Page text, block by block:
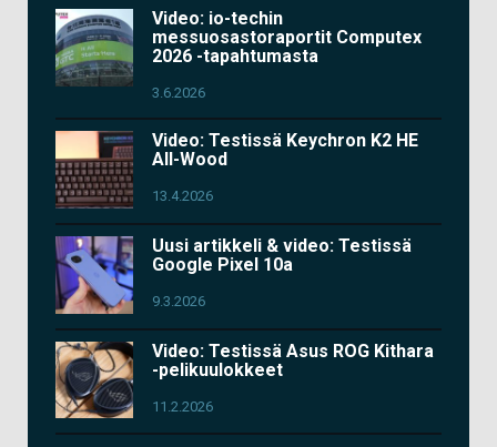
Video: io-techin
messuosastoraportit Computex
2026 -tapahtumasta
3.6.2026
Video: Testissä Keychron K2 HE
All-Wood
13.4.2026
Uusi artikkeli & video: Testissä
Google Pixel 10a
9.3.2026
Video: Testissä Asus ROG Kithara
-pelikuulokkeet
11.2.2026